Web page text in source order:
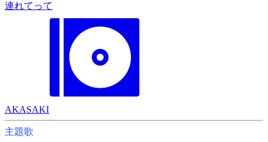
連れてって
AKASAKI
主題歌